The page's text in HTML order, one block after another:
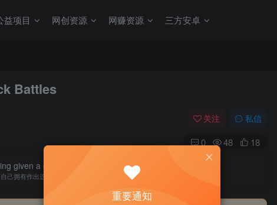
益项目 网创资源 网赚资源 三方安卓
Battles
关注 私信
0 48 18
given a choice, yet taking no initiative to change.
己拥有作出选择的能力，却不去主动改变而是放任它的生活态度
重要通知